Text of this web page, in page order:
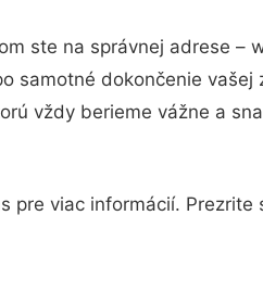
ste na správnej adrese –
samotné dokončenie vašej
vždy berieme vážne a
pre viac informácií. Prezrite